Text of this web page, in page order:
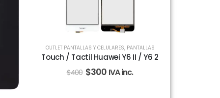
OUTLET PANTALLAS Y CELULARES, PANTALLAS
Touch / Tactil Huawei Y6 II / Y6 2
$400 $300 IVA inc.